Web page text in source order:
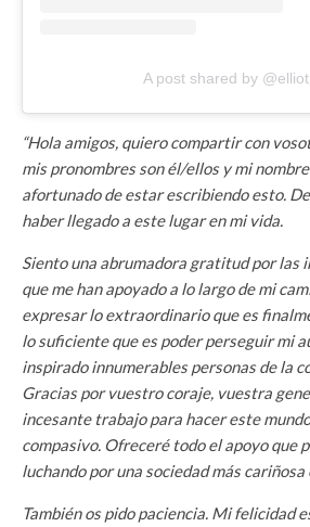
A post shared by
“Hola amigos, quiero compartir con
mis pronombres son él/ellos y mi
afortunado de estar escribiendo esto.
haber llegado a este lugar en mi vida.
Siento una abrumadora gratitud por las
que me han apoyado a lo largo de mi
expresar lo extraordinario que es
lo suficiente que es poder perseguir mi
inspirado innumerables personas de la
Gracias por vuestro coraje, vuestra
incesante trabajo para hacer este
compasivo. Ofreceré todo el apoyo que
luchando por una sociedad más
También os pido paciencia. Mi felicidad